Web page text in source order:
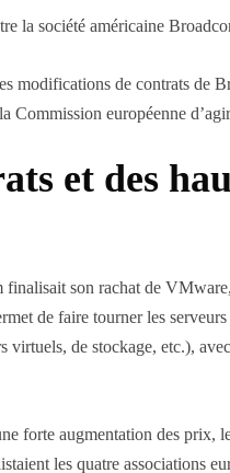
la société américaine
modifications de contrats de
européenne
et des
son rachat de
de faire tourner les
de stockage, etc.),
augmentation des prix,
les quatre associations